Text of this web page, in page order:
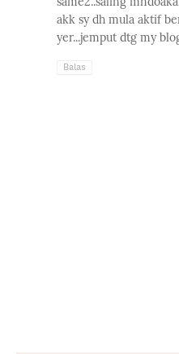
akk sy dh mula aktif
yer...jemput dtg my
Balas